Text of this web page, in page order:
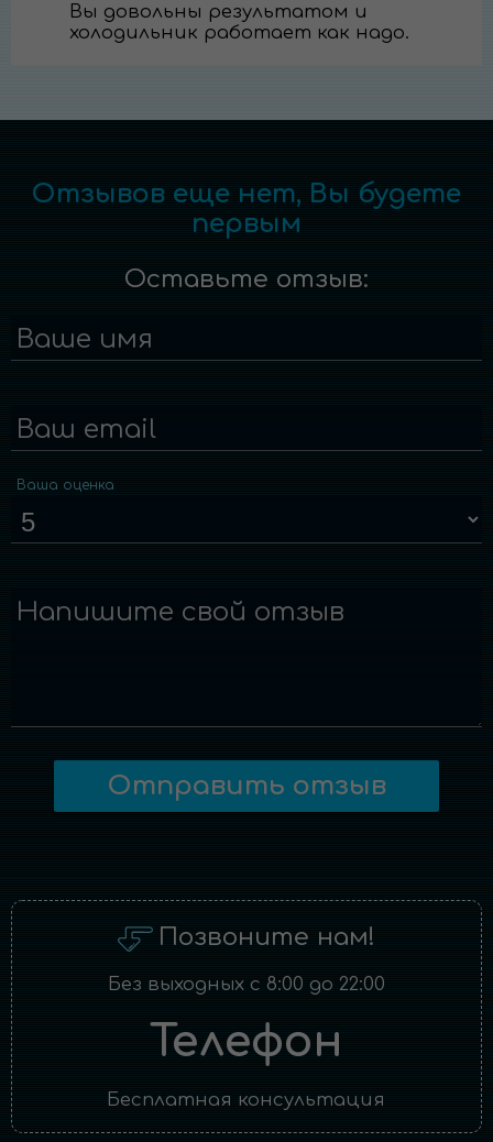
Вы довольны результатом и
холодильник работает как надо.
Отзывов еще нет, Вы будете
первым
Оставьте отзыв:
Ваше имя
Ваш email
Ваша оценка
Напишите свой отзыв
Отправить отзыв
Позвоните нам!
Без выходных с 8:00 до 22:00
Телефон
Бесплатная консультация